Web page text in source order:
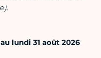
lundi 31 août 2026